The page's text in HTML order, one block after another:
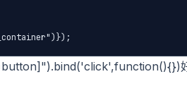
好